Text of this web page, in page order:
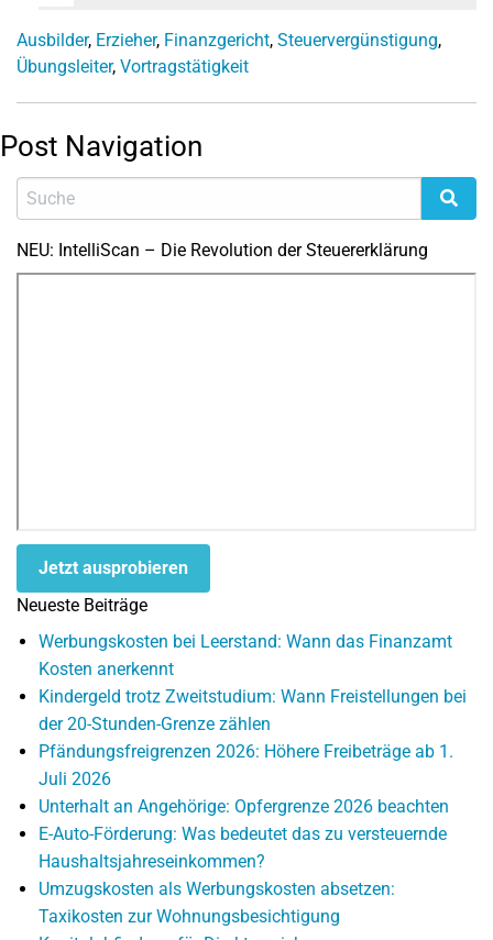
Ausbilder, Erzieher, Finanzgericht, Steuervergünstigung,
Übungsleiter, Vortragstätigkeit
Post Navigation
NEU: IntelliScan – Die Revolution der Steuererklärung
Jetzt ausprobieren
Neueste Beiträge
Werbungskosten bei Leerstand: Wann das Finanzamt
Kosten anerkennt
Kindergeld trotz Zweitstudium: Wann Freistellungen bei
der 20-Stunden-Grenze zählen
Pfändungsfreigrenzen 2026: Höhere Freibeträge ab 1.
Juli 2026
Unterhalt an Angehörige: Opfergrenze 2026 beachten
E-Auto-Förderung: Was bedeutet das zu versteuernde
Haushaltsjahreseinkommen?
Umzugskosten als Werbungskosten absetzen:
Taxikosten zur Wohnungsbesichtigung